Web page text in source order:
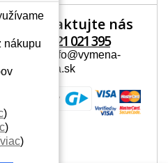
NOTEBOOK?
podľa modelu
na spodnej
štítku alebo pod
znázornený na
V prípade,
dohľadáte
označeniu z
na štítku pri
Kontaktujte nás
+421 221 021 395
Mail: info@vymena-
displeja.sk
nákupu
)
)
viac)